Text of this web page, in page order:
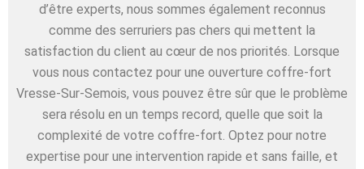
d’être experts, nous sommes également reconnus
comme des serruriers pas chers qui mettent la
satisfaction du client au cœur de nos priorités. Lorsque
vous nous contactez pour une ouverture coffre-fort
Vresse-Sur-Semois, vous pouvez être sûr que le problème
sera résolu en un temps record, quelle que soit la
complexité de votre coffre-fort. Optez pour notre
expertise pour une intervention rapide et sans faille, et